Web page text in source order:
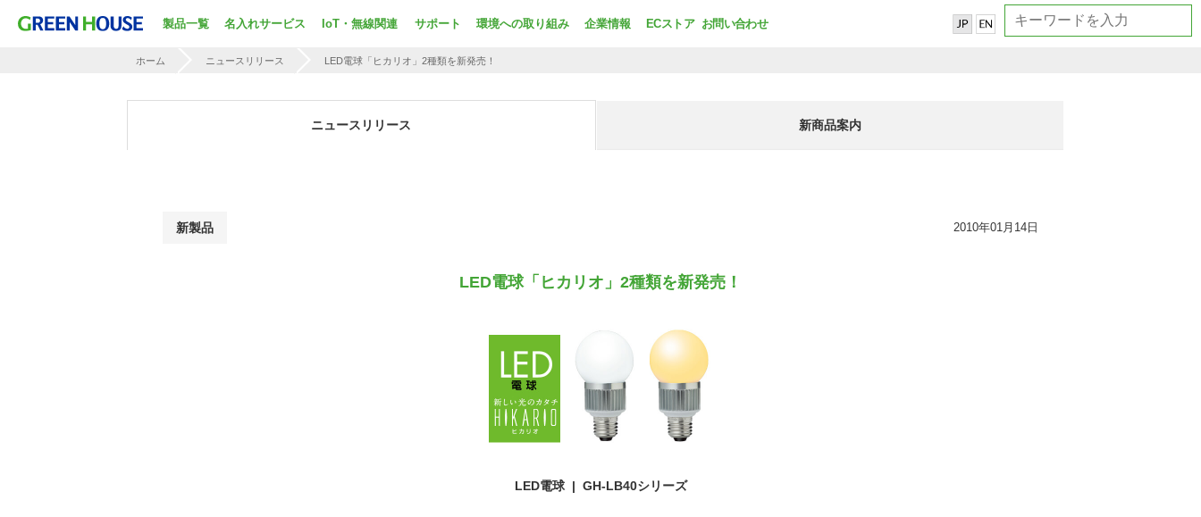
製品一覧 名入れサービス IoT・無線関連 サポート 環境への取り組み 企業情報 ECストア お問い合わせ
ホーム ニュースリリース LED電球「ヒカリオ」2種類を新発売！
ニュースリリース 新商品案内
新製品 2010年01月14日
LED電球「ヒカリオ」2種類を新発売！
LED電球 | GH-LB40シリーズ